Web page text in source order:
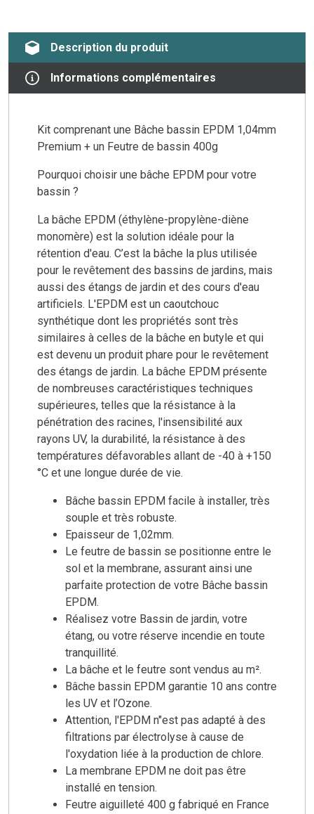
Description du produit
Informations complémentaires
Kit comprenant une Bâche bassin EPDM 1,04mm
Premium + un Feutre de bassin 400g
Pourquoi choisir une bâche EPDM pour votre
bassin ?
La bâche EPDM (éthylène-propylène-diène
monomère) est la solution idéale pour la
rétention d'eau. C’est la bâche la plus utilisée
pour le revêtement des bassins de jardins, mais
aussi des étangs de jardin et des cours d'eau
artificiels. L'EPDM est un caoutchouc
synthétique dont les propriétés sont très
similaires à celles de la bâche en butyle et qui
est devenu un produit phare pour le revêtement
des étangs de jardin. La bâche EPDM présente
de nombreuses caractéristiques techniques
supérieures, telles que la résistance à la
pénétration des racines, l'insensibilité aux
rayons UV, la durabilité, la résistance à des
températures défavorables allant de -40 à +150
°C et une longue durée de vie.
Bâche bassin EPDM facile à installer, très
souple et très robuste.
Epaisseur de 1,02mm.
Le feutre de bassin se positionne entre le
sol et la membrane, assurant ainsi une
parfaite protection de votre Bâche bassin
EPDM.
Réalisez votre Bassin de jardin, votre
étang, ou votre réserve incendie en toute
tranquillité.
La bâche et le feutre sont vendus au m².
Bâche bassin EPDM garantie 10 ans contre
les UV et l’Ozone.
Attention, l'EPDM n"est pas adapté à des
filtrations par électrolyse à cause de
l'oxydation liée à la production de chlore.
La membrane EPDM ne doit pas être
installé en tension.
Feutre aiguilleté 400 g fabriqué en France